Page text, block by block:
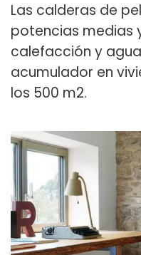
Las calderas de
potencias medias
calefacción y
acumulador en
los 500 m2.